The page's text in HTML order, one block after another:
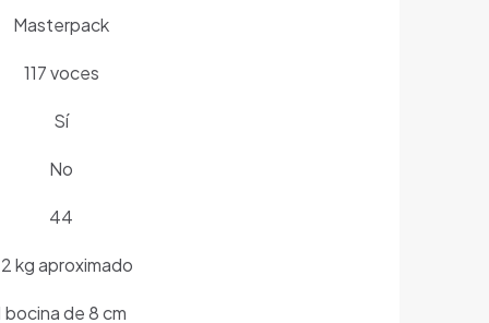
Masterpack
117 voces
Sí
No
44
kg aproximado
bocina de 8 cm